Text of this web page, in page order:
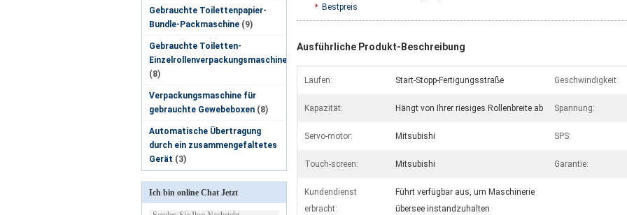
Gebrauchte Toilettenpapier-
Bundle-Packmaschine (9)
Gebrauchte Toiletten-
Einzelrollenverpackungsmaschine
(8)
Verpackungsmaschine für
gebrauchte Gewebeboxen (8)
Automatische Übertragung
durch ein zusammengefaltetes
Gerät (3)
Ich bin online Chat Jetzt
Bestpreis
Ausführliche Produkt-Beschreibung
Laufen: Start-Stopp-Fertigungsstraße Geschwindigkeit:
Kapazität: Hängt von Ihrer riesiges Rollenbreite ab Spannung:
Servo-motor: Mitsubishi SPS:
Touch-screen: Mitsubishi Garantie:
Kundendienst
erbracht:
Führt verfügbar aus, um Maschinerie
übersee instandzuhalten